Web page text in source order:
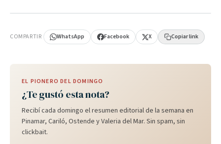
COMPARTIR WhatsApp Facebook X Copiar link
EL PIONERO DEL DOMINGO
¿Te gustó esta nota?
Recibí cada domingo el resumen editorial de la semana en
Pinamar, Cariló, Ostende y Valeria del Mar. Sin spam, sin
clickbait.